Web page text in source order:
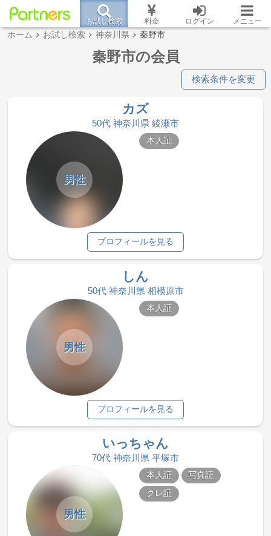
お試し検索 料金 ログイン メニュー
ホーム お試し検索 神奈川県 秦野市
秦野市の会員
検索条件を変更
カズ
50代 神奈川県 綾瀬市
男性
本人証
プロフィールを見る
しん
50代 神奈川県 相模原市
男性
本人証
プロフィールを見る
いっちゃん
70代 神奈川県 平塚市
男性
本人証
写真証
クレ証